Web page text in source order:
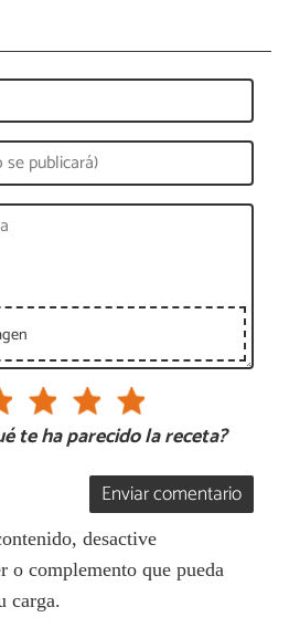
te ha parecido la receta?
Enviar comentario
desactive
o complemento que pueda
carga.